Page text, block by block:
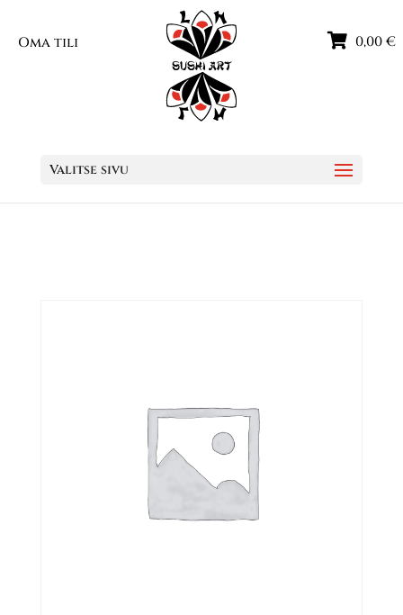
Oma tili 0,00€
Valitse sivu